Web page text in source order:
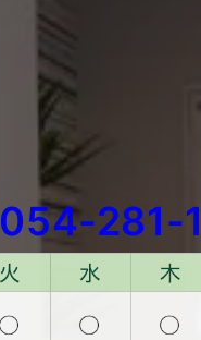
054-281-